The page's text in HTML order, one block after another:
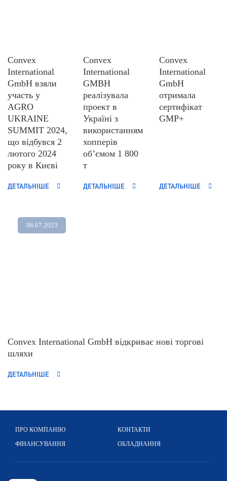
Convex
International
GmbH взяли
участь у
AGRO
UKRAINE
SUMMIT 2024,
що відбувся 2
лютого 2024
року в Києві
ДЕТАЛЬНІШЕ
Convex
International
GMBH
реалізувала
проект в
Україні з
використанням
хопперів
об’ємом 1 800
т
ДЕТАЛЬНІШЕ
Convex
International
GmbH
отримала
сертифікат
GMP+
ДЕТАЛЬНІШЕ
06.07.2023
Convex International GmbH відкриває нові торгові
шляхи
ДЕТАЛЬНІШЕ
ПРО КОМПАНІЮ
ФІНАНСУВАННЯ
КОНТАКТИ
ОБЛАДНАННЯ